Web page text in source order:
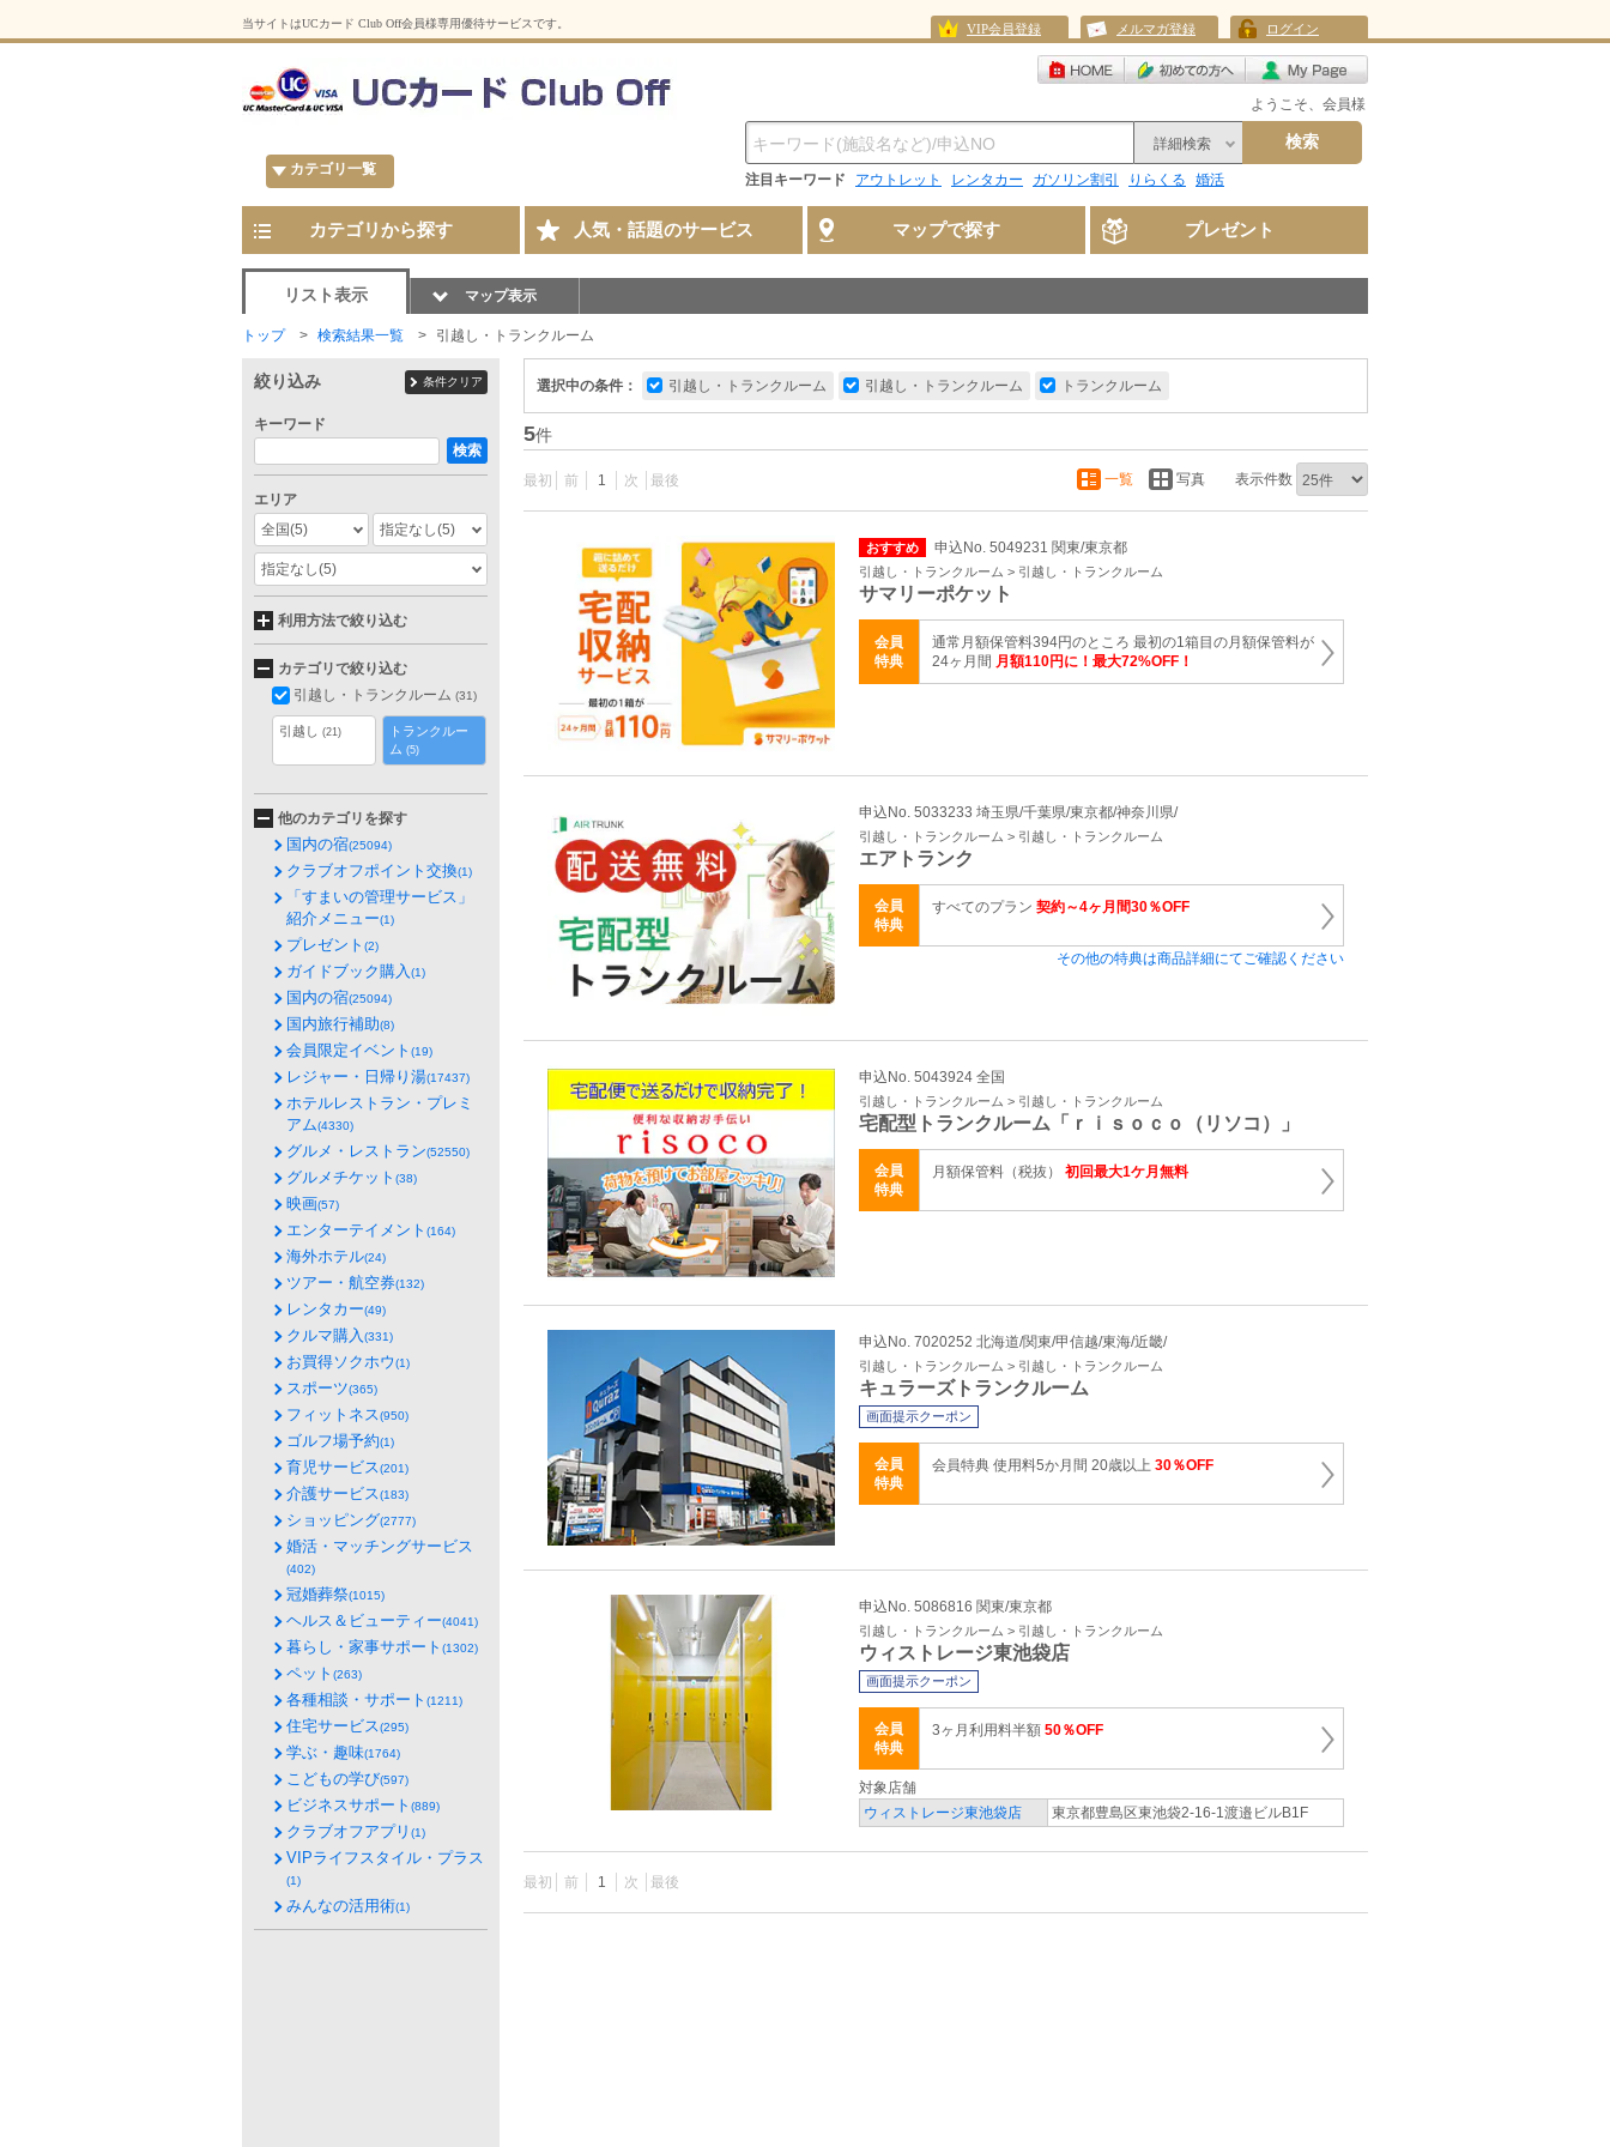
当サイトはUCカード Club Off会員様専用優待サービスです。 VIP会員登録 メルマガ登録 ログイン
ようこそ、会員様
カテゴリ一覧
詳細検索 検索
注目キーワード アウトレット レンタカー ガソリン割引 りらくる 婚活
カテゴリから探す 人気・話題のサービス マップで探す プレゼント
リスト表示 マップ表示
トップ 検索結果一覧 引越し・トランクルーム
選択中の条件： 引越し・トランクルーム 引越し・トランクルーム トランクルーム
5件
最初 前 1 次 最後 一覧 写真 表示件数
おすすめ 申込No. 5049231 関東/東京都
引越し・トランクルーム > 引越し・トランクルーム
サマリーポケット
会員
特典
通常月額保管料394円のところ 最初の1箱目の月額保管料が
24ヶ月間 月額110円に！最大72%OFF！
申込No. 5033233 埼玉県/千葉県/東京都/神奈川県/
引越し・トランクルーム > 引越し・トランクルーム
エアトランク
会員
特典
すべてのプラン 契約～4ヶ月間30％OFF
その他の特典は商品詳細にてご確認ください
申込No. 5043924 全国
引越し・トランクルーム > 引越し・トランクルーム
宅配型トランクルーム「ｒｉｓｏｃｏ（リソコ）」
会員
特典
月額保管料（税抜） 初回最大1ケ月無料
申込No. 7020252 北海道/関東/甲信越/東海/近畿/
引越し・トランクルーム > 引越し・トランクルーム
キュラーズトランクルーム
画面提示クーポン
会員
特典
会員特典 使用料5か月間 20歳以上 30％OFF
申込No. 5086816 関東/東京都
引越し・トランクルーム > 引越し・トランクルーム
ウィストレージ東池袋店
画面提示クーポン
会員
特典
3ヶ月利用料半額 50％OFF
対象店舗
ウィストレージ東池袋店
東京都豊島区東池袋2-16-1渡邉ビルB1F
最初 前 1 次 最後
絞り込み 条件クリア
キーワード
検索
エリア
全国(5) 指定なし(5)
指定なし(5)
利用方法で絞り込む
カテゴリで絞り込む
引越し・トランクルーム (31)
引越し (21)
トランクルー
ム (5)
他のカテゴリを探す
国内の宿(25094)
クラブオフポイント交換(1)
「すまいの管理サービス」
紹介メニュー(1)
プレゼント (2)
ガイドブック購入(1)
国内の宿(25094)
国内旅行補助(8)
会員限定イベント (19)
レジャー・日帰り湯(17437)
ホテルレストラン・プレミ
アム(4330)
グルメ・レストラン(52550)
グルメチケット (38)
映画(57)
エンターテイメント (164)
海外ホテル(24)
ツアー・航空券(132)
レンタカー(49)
クルマ購入(331)
お買得ソクホウ(1)
スポーツ(365)
フィットネス(950)
ゴルフ場予約(1)
育児サービス(201)
介護サービス(183)
ショッピング(2777)
婚活・マッチングサービス
(402)
冠婚葬祭(1015)
ヘルス＆ビューティー(4041)
暮らし・家事サポート (1302)
ペット (263)
各種相談・サポート (1211)
住宅サービス(295)
学ぶ・趣味(1764)
こどもの学び(597)
ビジネスサポート (889)
クラブオフアプリ (1)
VIPライフスタイル・プラス
(1)
みんなの活用術(1)